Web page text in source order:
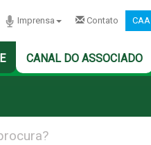
Imprensa Contato CAA
CANAL DO ASSOCIADO